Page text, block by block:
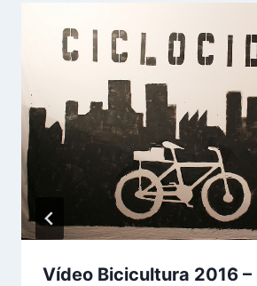
Vídeo Bicicultura 2016 –